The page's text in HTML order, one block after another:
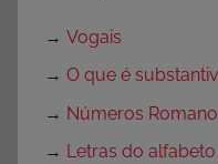
→ Vogais
→ O que é
→ Números
→ Letras do alfabeto